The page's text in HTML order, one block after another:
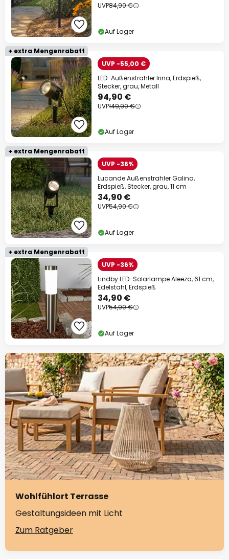
UVP84,90 €
Auf Lager
+ extra Mengenrabatt
UVP -55,00 €
LED-Außenstrahler Irina, Erdspieß,
Stecker, grau, Metall
94,90 €
UVP149,90 €
Auf Lager
+ extra Mengenrabatt
UVP -36%
Lucande Außenstrahler Galina,
Erdspieß, Stecker, grau, 11 cm
34,90 €
UVP54,90 €
Auf Lager
+ extra Mengenrabatt
UVP -36%
Lindby LED-Solarlampe Aleeza, 61 cm,
Edelstahl, Erdspieß
34,90 €
UVP54,90 €
Auf Lager
Wohlfühlort Terrasse
Gestaltungsideen mit Licht
Zum Ratgeber